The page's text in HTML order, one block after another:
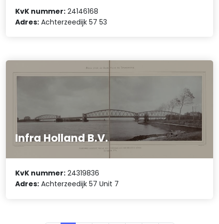
KvK nummer: 24146168
Adres: Achterzeedijk 57 53
Infra Holland B.V.
KvK nummer: 24319836
Adres: Achterzeedijk 57 Unit 7